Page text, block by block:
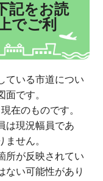
記をお読
でご利
ている市道につい
です。
現在のものです。
は現況幅員であ
ません。
所が反映されてい
ない可能性があり